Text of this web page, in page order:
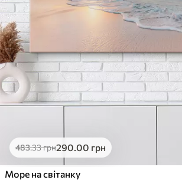
483.33грн290.00 грн
Море на світанку